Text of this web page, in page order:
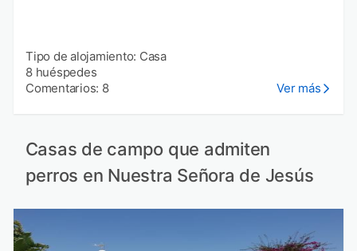
Tipo de alojamiento: Casa
8 huéspedes
Comentarios: 8
Ver más
Casas de campo que admiten
perros en Nuestra Señora de Jesús